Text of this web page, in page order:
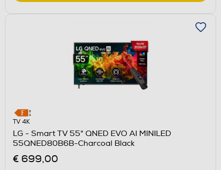
TV 4K
LG - Smart TV 55" QNED EVO AI MINILED
55QNED80B6B-Charcoal Black
€ 699,00